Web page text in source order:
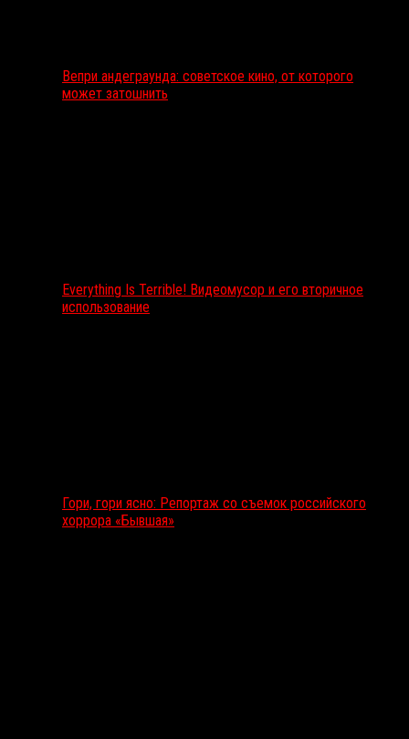
Вепри андеграунда: советское кино, от которого
может затошнить
Everything Is Terrible! Видеомусор и его вторичное
использование
Гори, гори ясно: Репортаж со съемок российского
хоррора «Бывшая»